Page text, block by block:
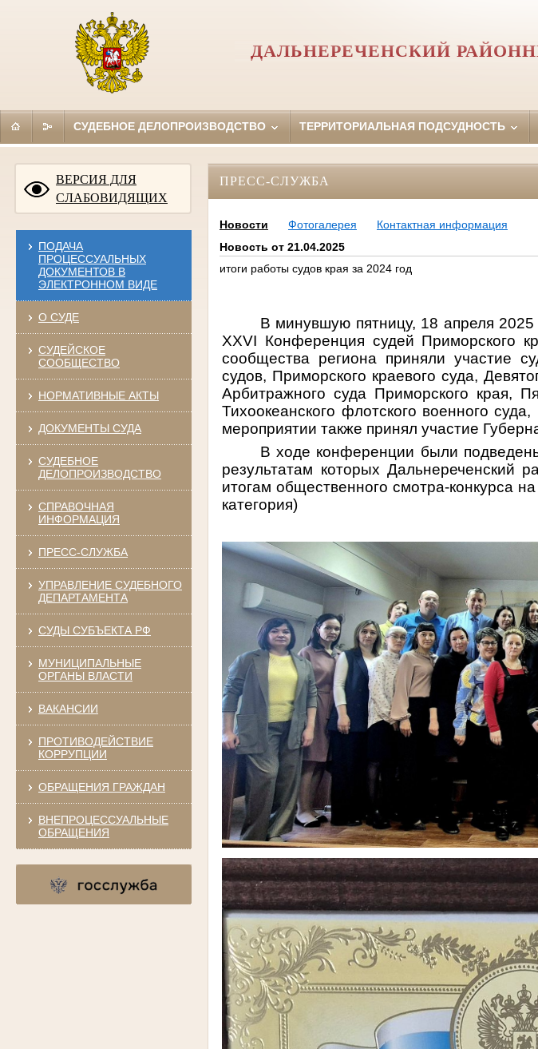
ДАЛЬНЕРЕЧЕНСКИЙ
СУДЕБНОЕ ДЕЛОПРОИЗВОДСТВО ТЕРРИТОРИАЛЬНАЯ ПОДСУДНОСТЬ
ВЕРСИЯ ДЛЯ
СЛАБОВИДЯЩИХ
ПОДАЧА
ПРОЦЕССУАЛЬНЫХ
ДОКУМЕНТОВ В
ЭЛЕКТРОННОМ ВИДЕ
О СУДЕ
СУДЕЙСКОЕ
СООБЩЕСТВО
НОРМАТИВНЫЕ АКТЫ
ДОКУМЕНТЫ СУДА
СУДЕБНОЕ
ДЕЛОПРОИЗВОДСТВО
СПРАВОЧНАЯ
ИНФОРМАЦИЯ
ПРЕСС-СЛУЖБА
УПРАВЛЕНИЕ СУДЕБНОГО
ДЕПАРТАМЕНТА
СУДЫ СУБЪЕКТА РФ
МУНИЦИПАЛЬНЫЕ
ОРГАНЫ ВЛАСТИ
ВАКАНСИИ
ПРОТИВОДЕЙСТВИЕ
КОРРУПЦИИ
ОБРАЩЕНИЯ ГРАЖДАН
ВНЕПРОЦЕССУАЛЬНЫЕ
ОБРАЩЕНИЯ
ПРЕСС-СЛУЖБА
Новости Фотогалерея
Контактная информация
Новость от 21.04.2025
итоги работы судов края за 2024 год
В минувшую пятницу, 18 апреля
ХХVI Конференция судей Приморского
сообщества региона приняли участие
судов, Приморского краевого суда,
Арбитражного суда Приморского края,
Тихоокеанского флотского военного
мероприятии также принял участие
В ходе конференции были
результатам которых Дальнереченский
итогам общественного смотра-конкурса
категория)